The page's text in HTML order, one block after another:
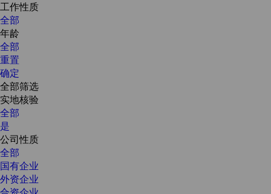
工作性质
全部
年龄
全部
重置
确定
全部筛选
实地核验
全部
是
公司性质
全部
国有企业
外资企业